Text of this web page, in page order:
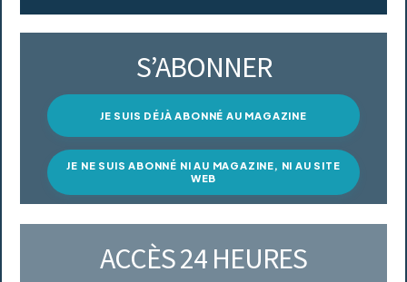
S’ABONNER
JE SUIS DÉJÀ ABONNÉ AU MAGAZINE
JE NE SUIS ABONNÉ NI AU MAGAZINE, NI AU SITE
WEB
ACCÈS 24 HEURES